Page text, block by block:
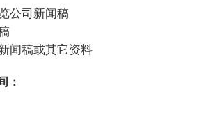
公司新闻稿
闻稿或其它资料
：